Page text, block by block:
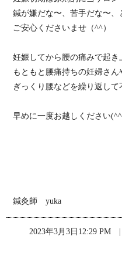
鍼が嫌だな〜、苦手だな〜、
ご安心くださいませ（^^）
妊娠してから腰の痛みで起
もともと腰痛持ちの妊婦さん
ぎっくり腰などを繰り返して
早めに一度お越しください
鍼灸師 yuka
2023年3月3日12:29